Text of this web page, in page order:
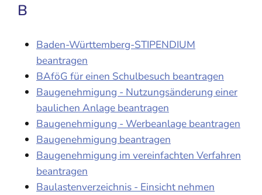
B
Baden-Württemberg-STIPENDIUM
beantragen
BAföG für einen Schulbesuch beantragen
Baugenehmigung - Nutzungsänderung einer
baulichen Anlage beantragen
Baugenehmigung - Werbeanlage beantragen
Baugenehmigung beantragen
Baugenehmigung im vereinfachten Verfahren
beantragen
Baulastenverzeichnis - Einsicht nehmen